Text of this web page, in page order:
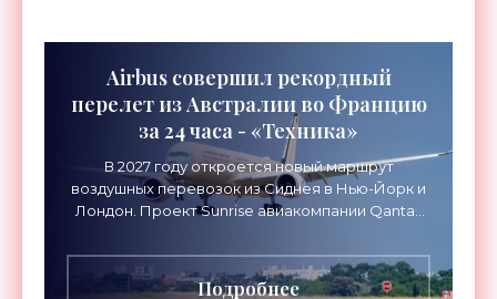
Airbus совершил рекордный
перелет из Австралии во Францию
за 24 часа - «Техника»
В 2027 году откроется новый маршрут
воздушных перевозок из Сиднея в Нью-Йорк и
Лондон. Проект Sunrise авиакомпании Qantas
длительностью до 24
Подробнее